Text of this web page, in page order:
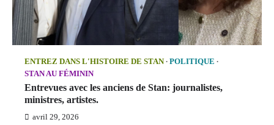
ENTREZ DANS L'HISTOIRE DE STAN
POLITIQUE
STAN AU FÉMININ
Entrevues avec les anciens de Stan: journalistes,
ministres, artistes.
avril 29, 2026